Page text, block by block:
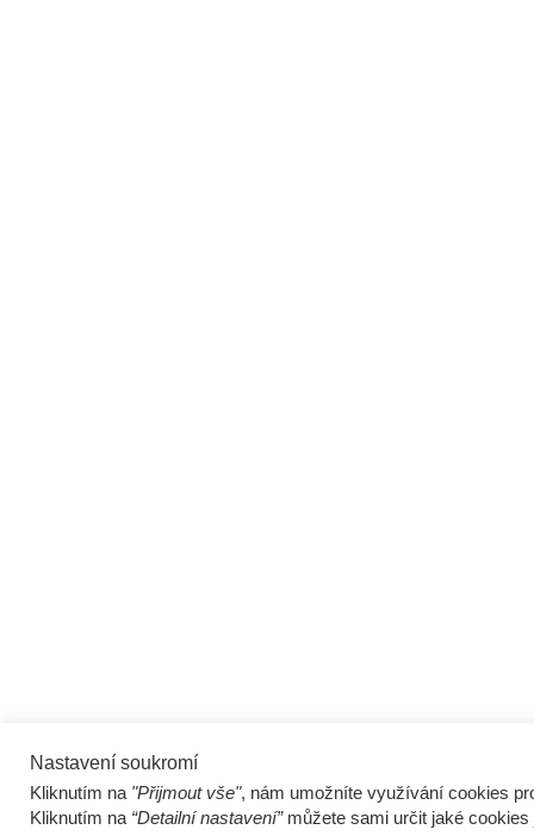
Nastavení soukromí
Kliknutím na "Přijmout vše", nám umožníte využívání cookies
Kliknutím na “Detailní nastavení”můžete sami určit jaké